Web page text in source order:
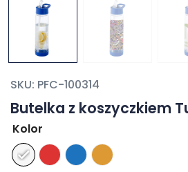
Butelka z koszyczkiem
SKU: PFC-100314
Kolor